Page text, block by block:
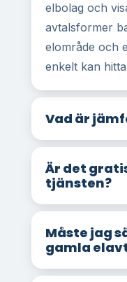
elbolag och
avtalsformer
elområde och
enkelt kan
Vad är
Är det
tjänsten?
Måste jag
gamla